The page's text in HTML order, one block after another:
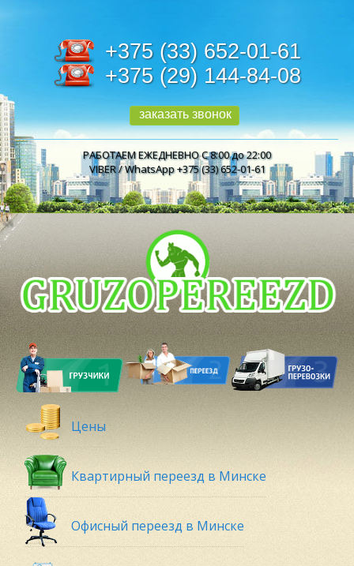
+375 (33) 652-01-61
+375 (29) 144-84-08
заказать звонок
РАБОТАЕМ ЕЖЕДНЕВНО С 8:00 до 22:00
VIBER / WhatsApp +375 (33) 652-01-61
Цены
Квартирный переезд в Минске
Офисный переезд в Минске